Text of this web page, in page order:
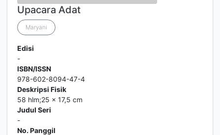
Upacara Adat
Maryani
Edisi
-
ISBN/ISSN
978-602-8094-47-4
Deskripsi Fisik
58 hlm;25 x 17,5 cm
Judul Seri
-
No. Panggil